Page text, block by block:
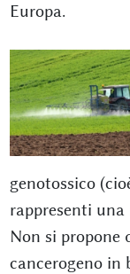
Europa.
genotossico
rappresenti
Non si propone
cancerogeno in